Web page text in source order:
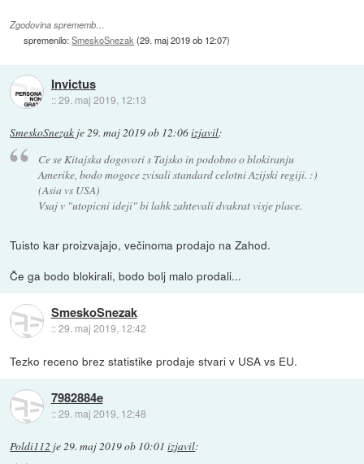
Zgodovina sprememb…
spremenilo:SmeskoSnezak (29. maj 2019 ob 12:07)
Invictus
::29. maj 2019, 12:13
SmeskoSnezak je 29. maj 2019 ob 12:06izjavil:
Ce se Kitajska dogovori s Tajsko in podobno o blokiranju
Amerike, bodo mogoce zvisali standard celotni Azijski regiji. :)
(Asia vs USA)
Vsaj v "utopicni ideji" bi lahk zahtevali dvakrat visje place.
Tuisto kar proizvajajo, večinoma prodajo na Zahod.
Če ga bodo blokirali, bodo bolj malo prodali...
SmeskoSnezak
::29. maj 2019, 12:42
Tezko receno brez statistike prodaje stvari v USA vs EU.
7982884e
::29. maj 2019, 12:48
Poldi112 je29. maj 2019 ob 10:01 izjavil: